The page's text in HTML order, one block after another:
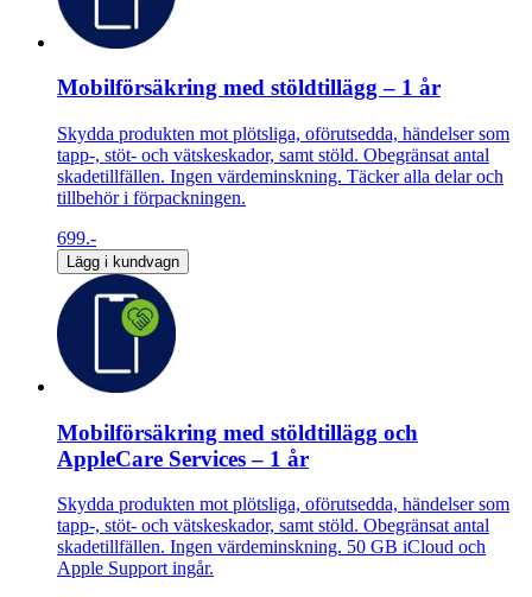
Mobilförsäkring med stöldtillägg – 1 år
Skydda produkten mot plötsliga, oförutsedda, händelser som
tapp-, stöt- och vätskeskador, samt stöld. Obegränsat antal
skadetillfällen. Ingen värdeminskning. Täcker alla delar och
tillbehör i förpackningen.
699.-
Lägg i kundvagn
Mobilförsäkring med stöldtillägg och
AppleCare Services – 1 år
Skydda produkten mot plötsliga, oförutsedda, händelser som
tapp-, stöt- och vätskeskador, samt stöld. Obegränsat antal
skadetillfällen. Ingen värdeminskning. 50 GB iCloud och
Apple Support ingår.